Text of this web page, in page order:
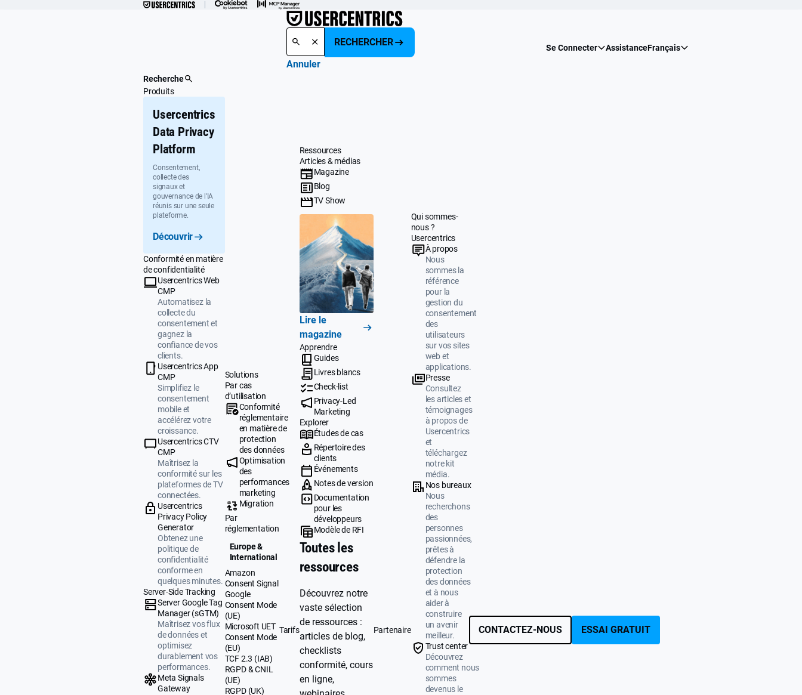
RECHERCHER
Annuler
Recherche
Se Connecter AssistanceFrançais
Produits
Usercentrics
Data Privacy
Platform
Consentement,
collecte des
signaux et
gouvernance de l'IA
réunis sur une seule
plateforme.
Découvrir
Conformité en matière
de confidentialité
Usercentrics Web
CMP
Automatisez la
collecte du
consentement et
gagnez la
confiance de vos
clients.
Usercentrics App
CMP
Simplifiez le
consentement
mobile et
accélérez votre
croissance.
Usercentrics CTV
CMP
Maîtrisez la
conformité sur les
plateformes de TV
connectées.
Usercentrics
Privacy Policy
Generator
Obtenez une
politique de
confidentialité
conforme en
quelques minutes.
Server-Side Tracking
Server Google Tag
Manager (sGTM)
Maîtrisez vos flux
de données et
optimisez
durablement vos
performances.
Meta Signals
Gateway
Solutions
Par cas
d’utilisation
Conformité
réglementaire
en matière de
protection
des données
Optimisation
des
performances
marketing
Migration
Par
réglementation
Europe &
International
Amazon
Consent Signal
Google
Consent Mode
(UE)
Microsoft UET
Consent Mode
(EU)
TCF 2.3 (IAB)
RGPD & CNIL
(UE)
RGPD (UK)
Tarifs
Ressources
Articles & médias
Magazine
Blog
TV Show
Lire le
magazine
Apprendre
Guides
Livres blancs
Check-list
Privacy-Led
Marketing
Explorer
Études de cas
Répertoire des
clients
Événements
Notes de version
Documentation
pour les
développeurs
Modèle de RFI
Toutes les
ressources
Découvrez notre
vaste sélection
de ressources :
articles de blog,
checklists
conformité, cours
en ligne,
Partenaire
Qui sommes-
nous ?
Usercentrics
À propos
Nous
sommes la
référence
pour la
gestion du
consentement
des
utilisateurs
sur vos sites
web et
applications.
Presse
Consultez
les articles et
témoignages
à propos de
Usercentrics
et
téléchargez
notre kit
média.
Nos bureaux
Nous
recherchons
des
personnes
passionnées,
prêtes à
défendre la
protection
des données
et à nous
aider à
construire
un avenir
meilleur.
Trust center
Découvrez
comment nous
sommes
devenus le
CONTACTEZ-NOUS ESSAI GRATUIT